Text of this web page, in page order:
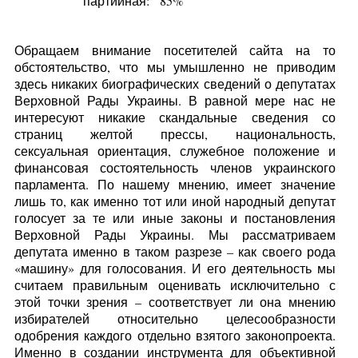
Обращаем внимание посетителей сайта на то
обстоятельство, что мы умышленно не приводим
здесь никаких биографических сведений о депутатах
Верховной Рады Украины. В равной мере нас не
интересуют никакие скандальные сведения со
страниц желтой прессы, национальность,
сексуальная ориентация, служебное положение и
финансовая состоятельность членов украинского
парламента. По нашему мнению, имеет значение
лишь то, как именно тот или иной народный депутат
голосует за те или иные законы и постановления
Верховной Рады Украины. Мы рассматриваем
депутата именно в таком разрезе – как своего рода
«машину» для голосования. И его деятельность мы
считаем правильным оценивать исключительно с
этой точки зрения – соответствует ли она мнению
избирателей относительно целесообразности
одобрения каждого отдельно взятого законопроекта.
Именно в создании инструмента для объективной